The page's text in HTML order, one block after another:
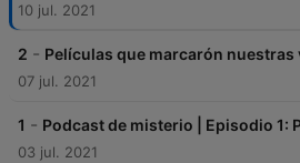
10 jul. 2021
2 - Películas que marcarón nuestras
07 jul. 2021
1 - Podcast de misterio | Episodio 1:
03 jul. 2021